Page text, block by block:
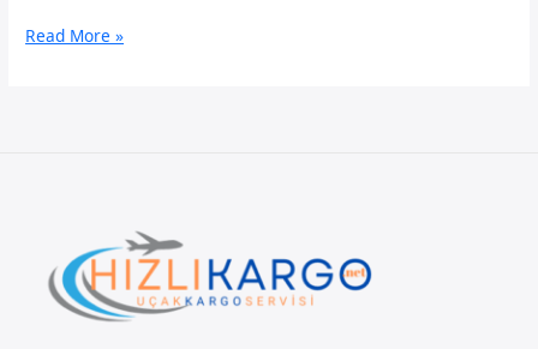
Karaköy
Read More »